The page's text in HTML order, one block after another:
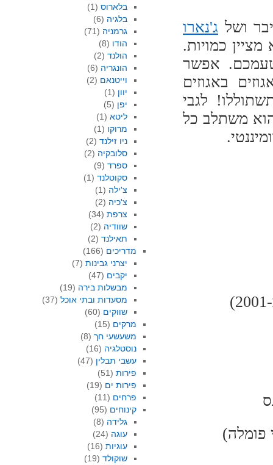
ושל ג'נארו
כמויות.
אפשר
באגוזים
לגבי
משתלב כל
פומלה)
בלארוס (1)
בלגיה (6)
גרמניה (71)
הודו (8)
הולנד (2)
הונגריה (6)
וייטנאם (2)
יוון (1)
יפן (5)
ליטא (1)
מרוקו (1)
ניו זילנד (2)
סלובקיה (2)
ספרד (9)
סקוטלנד (1)
צ'ילה (1)
צ'כיה (2)
צרפת (34)
שוודיה (2)
תאילנד (2)
מדריכים (166)
יצרני גבינות (7)
יקבים (47)
מבשלות בירה (19)
מסעדות ובתי אוכל (37)
שווקים (60)
מרקים (15)
משעשעי חך(8)
נוסטלגיה (16)
עשבי תבלין (47)
פירות(51)
פירות ים (19)
פרחים (11)
קינוחים (95)
גלידה (8)
עוגה (24)
עוגיות (16)
שוקולד (19)